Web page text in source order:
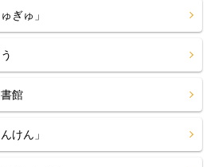
ぎゅ」
館
けん」